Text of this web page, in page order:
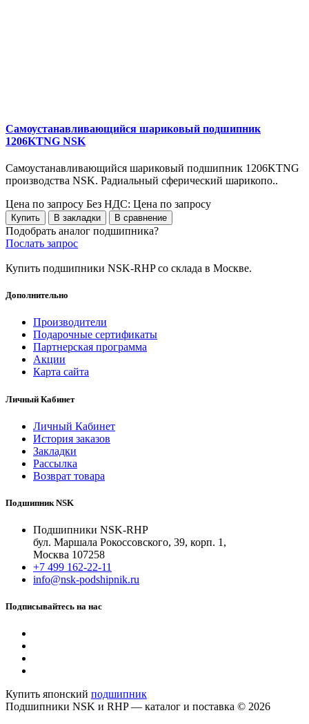
Самоустанавливающийся шариковый подшипник
1206KTNG NSK
Самоустанавливающийся шариковый подшипник 1206KTNG
производства NSK. Радиальный сферический шарикопо..
Цена по запросу Без НДС: Цена по запросу
Купить В закладки В сравнение
Подобрать аналог подшипника?
Послать запрос
Купить подшипники NSK-RHP со склада в Москве.
Дополнительно
Производители
Подарочные сертификаты
Партнерская программа
Акции
Карта сайта
Личный Кабинет
Личный Кабинет
История заказов
Закладки
Рассылка
Возврат товара
Подшипник NSK
Подшипники NSK-RHP
бул. Маршала Рокоссовского, 39, корп. 1,
Москва 107258
+7 499 162-22-11
info@nsk-podshipnik.ru
Подписывайтесь на нас
Купить японский подшипник
Подшипники NSK и RHP — каталог и поставка © 2026